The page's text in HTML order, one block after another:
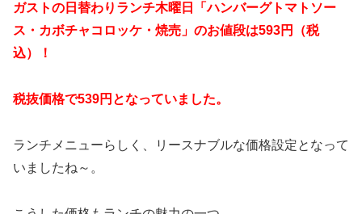
ガストの日替わりランチ木曜日「ハンバーグトマトソー
ス・カボチャコロッケ・焼売」のお値段は593円（税
込）！
税抜価格で539円となっていました。
ランチメニューらしく、リースナブルな価格設定となって
いましたね～。